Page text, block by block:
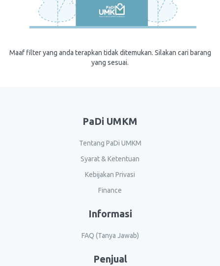
Maaf filter yang anda terapkan tidak ditemukan. Silakan cari barang
yang sesuai.
PaDi UMKM
Tentang PaDi UMKM
Syarat & Ketentuan
Kebijakan Privasi
Finance
Informasi
FAQ (Tanya Jawab)
Penjual